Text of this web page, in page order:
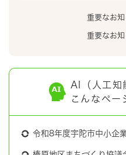
重要なお
重要なお
AI（人工知
こんなペー
令和8年度宇陀市中小企